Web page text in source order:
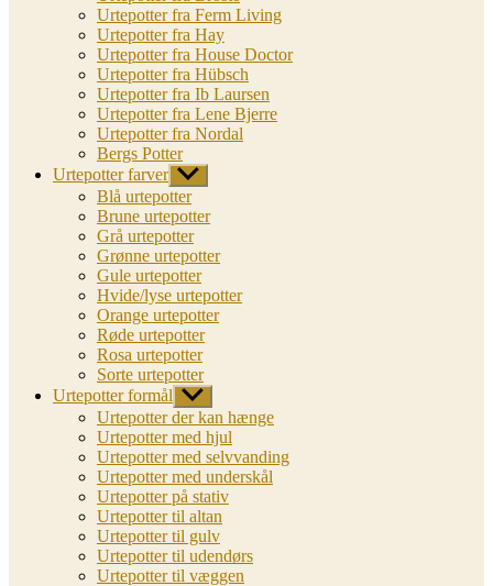
Urtepotter fra Ferm Living
Urtepotter fra Hay
Urtepotter fra House Doctor
Urtepotter fra Hübsch
Urtepotter fra Ib Laursen
Urtepotter fra Lene Bjerre
Urtepotter fra Nordal
Bergs Potter
Urtepotter farver Vis
undermenu
Blå urtepotter
Brune urtepotter
Grå urtepotter
Grønne urtepotter
Gule urtepotter
Hvide/lyse urtepotter
Orange urtepotter
Røde urtepotter
Rosa urtepotter
Sorte urtepotter
Urtepotter formål Vis
undermenu
Urtepotter der kan hænge
Urtepotter med hjul
Urtepotter med selvvanding
Urtepotter med underskål
Urtepotter på stativ
Urtepotter til altan
Urtepotter til gulv
Urtepotter til udendørs
Urtepotter til væggen